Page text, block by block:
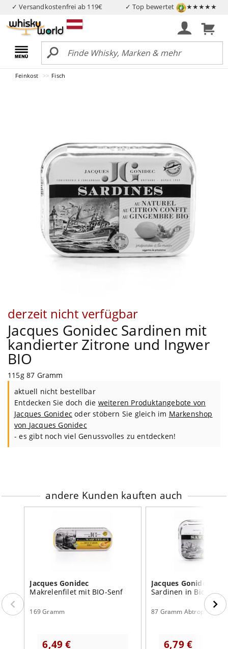
✓ Versandkostenfrei ab 119€ ✓ Top bewertet ★★★★★
Feinkost Fisch
derzeit nicht verfügbar
Jacques Gonidec Sardinen mit
kandierter Zitrone und Ingwer
BIO
115g 87 Gramm
aktuell nicht bestellbar
Entdecken Sie doch die weiteren Produktangebote von
Jacques Gonidec oder stöbern Sie gleich im Markenshop
von Jacques Gonidec
- es gibt noch viel Genussvolles zu entdecken!
andere Kunden kauften auch
Jacques Gonidec
Makrelenfilet mit BIO-Senf
169 Gramm
6,49 €
Jacques Gonidec
Sardinen in Bio-
87 Gramm
6,79 €